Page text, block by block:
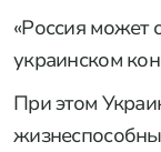
«Россия может
украинском
При этом